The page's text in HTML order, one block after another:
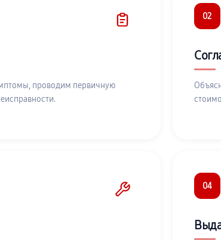
проводим первичную
02
04